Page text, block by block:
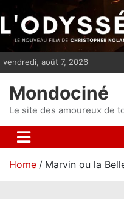
i
p
n
t
vendredi, août 7, 2026
Mondociné
Le site des amoureux de
Home Marvin ou la